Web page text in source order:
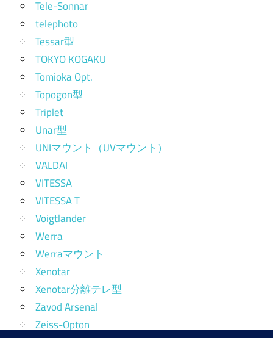
Tele-Sonnar
telephoto
Tessar型
TOKYO KOGAKU
Tomioka Opt.
Topogon型
Triplet
Unar型
UNIマウント（UVマウント）
VALDAI
VITESSA
VITESSA T
Voigtlander
Werra
Werraマウント
Xenotar
Xenotar分離テレ型
Zavod Arsenal
Zeiss-Opton